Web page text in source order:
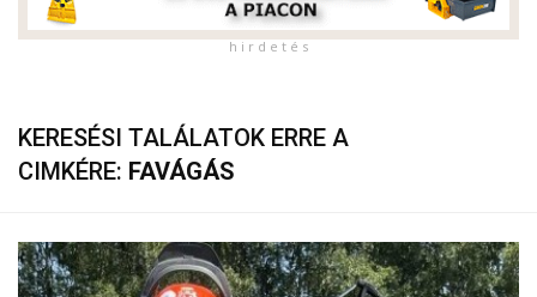
h i r d e t é s
KERESÉSI TALÁLATOK ERRE A
CIMKÉRE: FAVÁGÁS